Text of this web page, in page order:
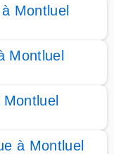
Montluel
Montluel
à Montluel